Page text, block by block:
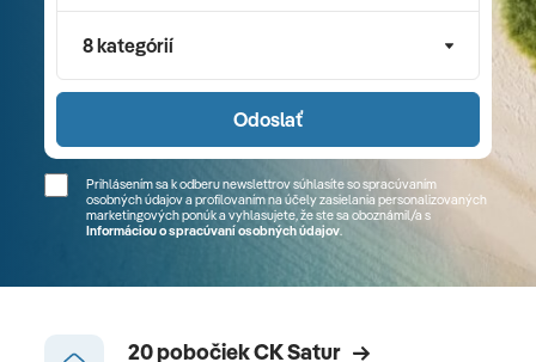
8 kategórií
Odoslať
Prihlásením sa k odberu newslettrov súhlasíte so spracúvaním
osobných údajov a profilovaním na účely zasielania personalizovaných
marketingových ponúk a vyhlasujete, že ste sa oboznámil/a s
Informáciou o spracúvaní osobných údajov.
20 pobočiek CK Satur